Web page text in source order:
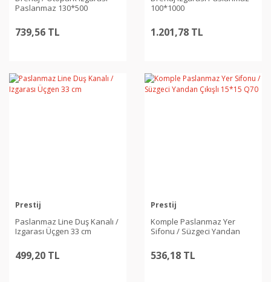
Paslanmaz 130*500
739,56 TL
100*1000
1.201,78 TL
Prestij
Paslanmaz Line Duş Kanalı /
Izgarası Üçgen 33 cm
499,20 TL
Prestij
Komple Paslanmaz Yer
Sifonu / Süzgeci Yandan
536,18 TL